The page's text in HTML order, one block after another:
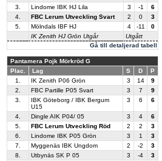
Gå till detaljerad tabell
3. Lindome IBK HJ Lila 3 -1
6
4.
FBC Lerum Utveckling Svart 2 0
3
5.
Mölndals IBF HJ 4 -11
0
IK Zenith HJ Grön Utgår
Utgått
Pantamera Pojk Mörkröd G
Plac.
Lag S D P
1. IK Zenith P06 Grön 3 14
9
2.
FBC Partille P05 Svart 3 7
9
3.
IBK Göteborg / IBK Bergum
U15
3 6 6
4. Dingle AIK P04/ 05 3 4
6
5.
FBC Lerum Utveckling Röd 2 2
3
6.
Lindome IBK P05 Grön 3 1
3
7.
Myggenäs IBK Ungdom 2 -2
3
8.
Utbynäs SK P 05 3 -4
3